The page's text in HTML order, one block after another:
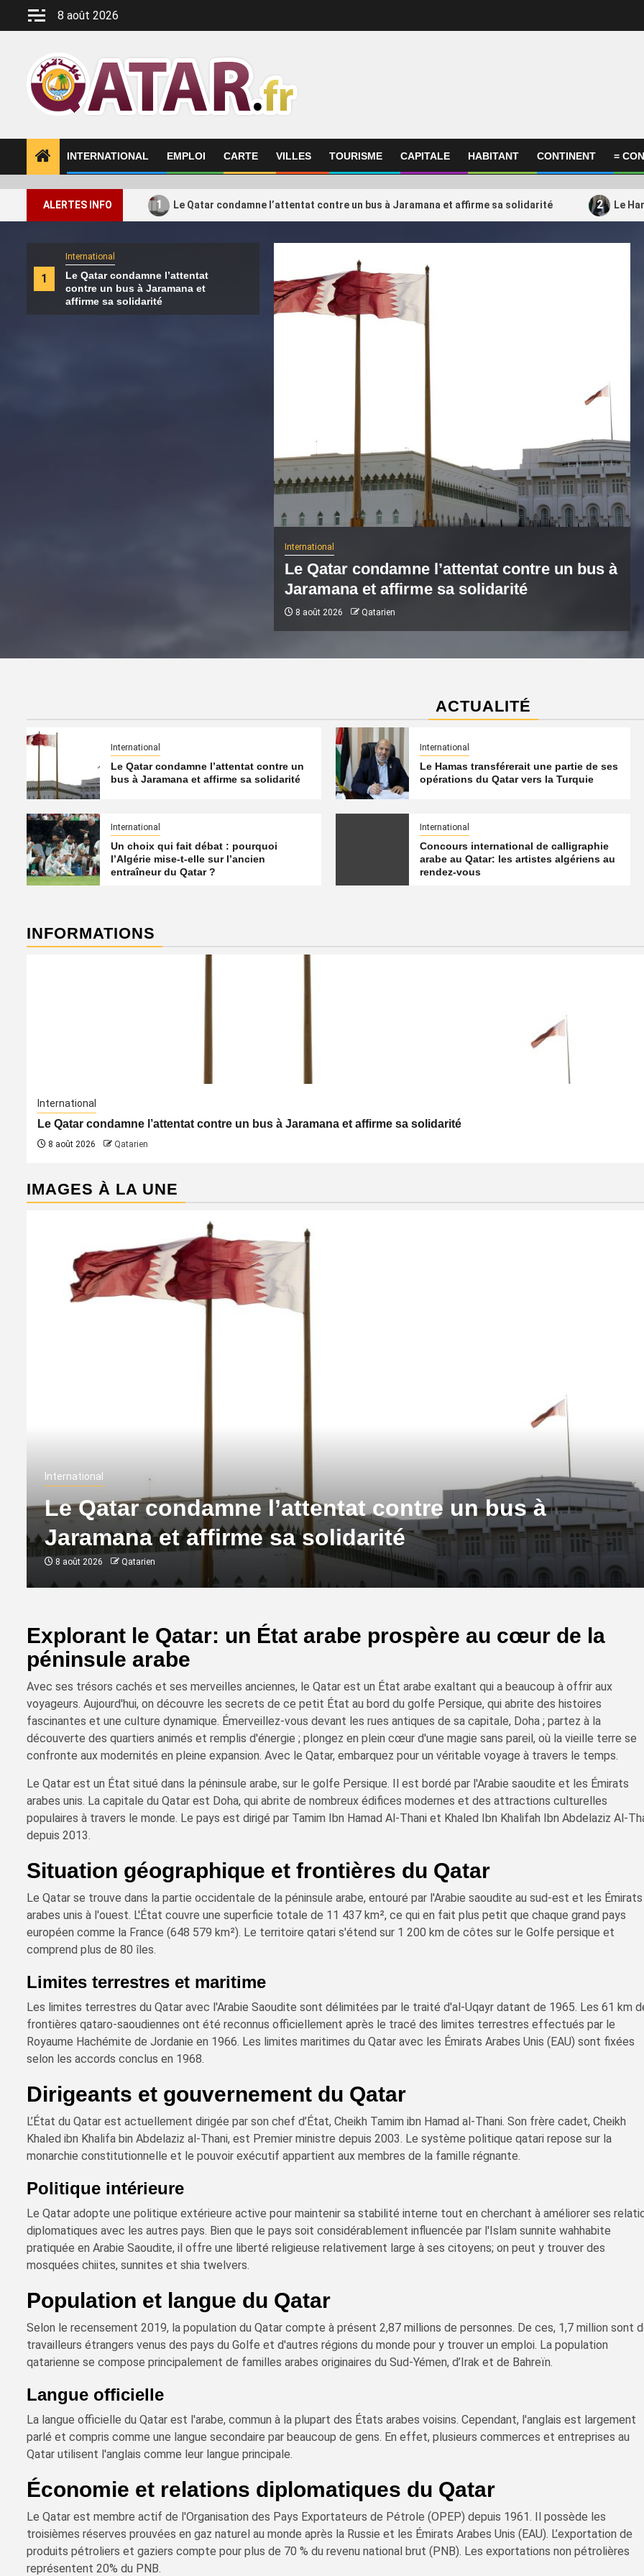
8 août 2026
INTERNATIONAL EMPLOI CARTE VILLES TOURISME CAPITALE HABITANT CONTINENT =
ALERTES INFO 1 Le Qatar condamne l’attentat contre un bus à Jaramana et affirme sa solidarité 2 Le
1
International
Le Qatar condamne l’attentat
contre un bus à Jaramana et
affirme sa solidarité
2
Le Hamas transférerait une partie
de ses opérations du Qatar vers la
Turquie
International
Le Qatar condamne l’attentat contre un bus à
Jaramana et affirme sa solidarité
8 août 2026 Qatarien
ACTUALITÉ
International
Le Qatar condamne l’attentat contre un
bus à Jaramana et affirme sa solidarité
International
Le Hamas transférerait une partie de ses
opérations du Qatar vers la Turquie
International
Un choix qui fait débat : pourquoi
l’Algérie mise-t-elle sur l’ancien
entraîneur du Qatar ?
International
Concours international de calligraphie
arabe au Qatar: les artistes algériens au
rendez-vous
INFORMATIONS
International
Le Qatar condamne l’attentat contre un bus à Jaramana et affirme sa solidarité
8 août 2026 Qatarien
IMAGES À LA UNE
International
Le Qatar condamne l’attentat contre un bus à
Jaramana et affirme sa solidarité
8 août 2026 Qatarien
Explorant le Qatar: un État arabe prospère au cœur de la
péninsule arabe
Avec ses trésors cachés et ses merveilles anciennes, le Qatar est un État arabe exaltant qui a beaucoup à offrir aux
voyageurs. Aujourd'hui, on découvre les secrets de ce petit État au bord du golfe Persique, qui abrite des histoires
fascinantes et une culture dynamique. Émerveillez-vous devant les rues antiques de sa capitale, Doha ; partez à la
découverte des quartiers animés et remplis d'énergie ; plongez en plein cœur d'une magie sans pareil, où la vieille terre se
confronte aux modernités en pleine expansion. Avec le Qatar, embarquez pour un véritable voyage à travers le temps.
Le Qatar est un État situé dans la péninsule arabe, sur le golfe Persique. Il est bordé par l'Arabie saoudite et les Émirats
arabes unis. La capitale du Qatar est Doha, qui abrite de nombreux édifices modernes et des attractions culturelles
populaires à travers le monde. Le pays est dirigé par Tamim Ibn Hamad Al-Thani et Khaled Ibn Khalifah Ibn Abdelaziz Al-
depuis 2013.
Situation géographique et frontières du Qatar
Le Qatar se trouve dans la partie occidentale de la péninsule arabe, entouré par l'Arabie saoudite au sud-est et les Émirats
arabes unis à l'ouest. L'État couvre une superficie totale de 11 437 km², ce qui en fait plus petit que chaque grand pays
européen comme la France (648 579 km²). Le territoire qatari s'étend sur 1 200 km de côtes sur le Golfe persique et
comprend plus de 80 îles.
Limites terrestres et maritime
Les limites terrestres du Qatar avec l'Arabie Saoudite sont délimitées par le traité d'al-Uqayr datant de 1965. Les 61 km
frontières qataro-saoudiennes ont été reconnus officiellement après le tracé des limites terrestres effectués par le
Royaume Hachémite de Jordanie en 1966. Les limites maritimes du Qatar avec les Émirats Arabes Unis (EAU) sont fixées
selon les accords conclus en 1968.
Dirigeants et gouvernement du Qatar
L’État du Qatar est actuellement dirigée par son chef d’État, Cheikh Tamim ibn Hamad al-Thani. Son frère cadet, Cheikh
Khaled ibn Khalifa bin Abdelaziz al-Thani, est Premier ministre depuis 2003. Le système politique qatari repose sur la
monarchie constitutionnelle et le pouvoir exécutif appartient aux membres de la famille régnante.
Politique intérieure
Le Qatar adopte une politique extérieure active pour maintenir sa stabilité interne tout en cherchant à améliorer ses
diplomatiques avec les autres pays. Bien que le pays soit considérablement influencée par l'Islam sunnite wahhabite
pratiquée en Arabie Saoudite, il offre une liberté religieuse relativement large à ses citoyens; on peut y trouver des
mosquées chiites, sunnites et shia twelvers.
Population et langue du Qatar
Selon le recensement 2019, la population du Qatar compte à présent 2,87 millions de personnes. De ces, 1,7 million sont
travailleurs étrangers venus des pays du Golfe et d'autres régions du monde pour y trouver un emploi. La population
qatarienne se compose principalement de familles arabes originaires du Sud-Yémen, d’Irak et de Bahreïn.
Langue officielle
La langue officielle du Qatar est l'arabe, commun à la plupart des États arabes voisins. Cependant, l'anglais est largement
parlé et compris comme une langue secondaire par beaucoup de gens. En effet, plusieurs commerces et entreprises au
Qatar utilisent l'anglais comme leur langue principale.
Économie et relations diplomatiques du Qatar
Le Qatar est membre actif de l'Organisation des Pays Exportateurs de Pétrole (OPEP) depuis 1961. Il possède les
troisièmes réserves prouvées en gaz naturel au monde après la Russie et les Émirats Arabes Unis (EAU). L’exportation de
produits pétroliers et gaziers compte pour plus de 70 % du revenu national brut (PNB). Les exportations non pétrolières
représentent 20% du PNB.